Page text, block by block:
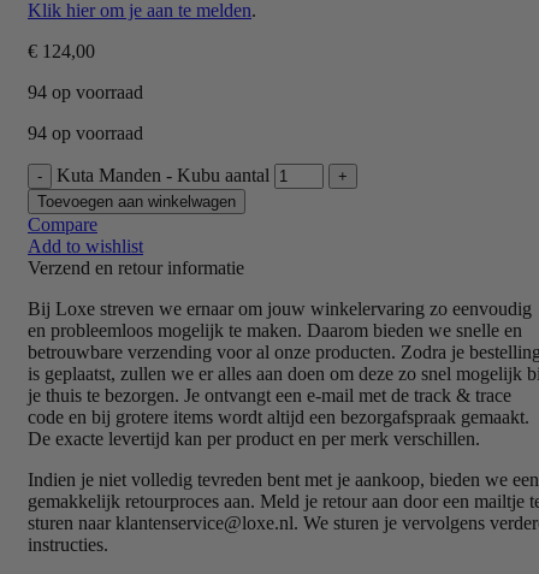
Klik hier om je aan te melden.
€ 124,00
94 op voorraad
94 op voorraad
Kuta Manden - Kubu aantal
Toevoegen aan winkelwagen
Compare
Add to wishlist
Verzend en retour informatie
Bij Loxe streven we ernaar om jouw winkelervaring zo eenvoudig
en probleemloos mogelijk te maken. Daarom bieden we snelle en
betrouwbare verzending voor al onze producten. Zodra je
is geplaatst, zullen we er alles aan doen om deze zo snel mogelijk
je thuis te bezorgen. Je ontvangt een e-mail met de track & trace
code en bij grotere items wordt altijd een bezorgafspraak gemaakt.
De exacte levertijd kan per product en per merk verschillen.
Indien je niet volledig tevreden bent met je aankoop, bieden we een
gemakkelijk retourproces aan. Meld je retour aan door een mailtje
sturen naar klantenservice@loxe.nl. We sturen je vervolgens
instructies.